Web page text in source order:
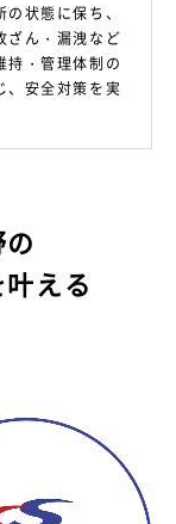
状態に保ち、
ざん・漏洩など
持・管理体制の
、安全対策を実
適切に管理
情報を第三者
叶える